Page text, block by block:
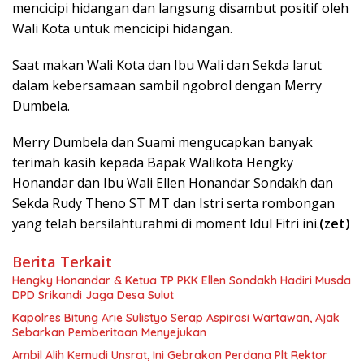
mencicipi hidangan dan langsung disambut positif oleh
Wali Kota untuk mencicipi hidangan.
Saat makan Wali Kota dan Ibu Wali dan Sekda larut
dalam kebersamaan sambil ngobrol dengan Merry
Dumbela.
Merry Dumbela dan Suami mengucapkan banyak
terimah kasih kepada Bapak Walikota Hengky
Honandar dan Ibu Wali Ellen Honandar Sondakh dan
Sekda Rudy Theno ST MT dan Istri serta rombongan
yang telah bersilahturahmi di moment Idul Fitri ini.(zet)
Berita Terkait
Hengky Honandar & Ketua TP PKK Ellen Sondakh Hadiri Musda
DPD Srikandi Jaga Desa Sulut
Kapolres Bitung Arie Sulistyo Serap Aspirasi Wartawan, Ajak
Sebarkan Pemberitaan Menyejukan
Ambil Alih Kemudi Unsrat, Ini Gebrakan Perdana Plt Rektor